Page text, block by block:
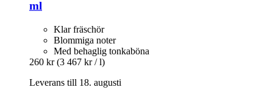
ml
Klar fräschör
Blommiga noter
Med behaglig tonkaböna
260 kr (3 467 kr / l)
Leverans till 18. augusti